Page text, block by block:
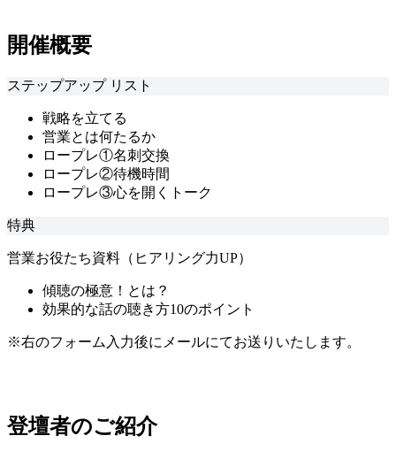
開催概要
ステップアップ リスト
戦略を立てる
営業とは何たるか
ロープレ①名刺交換
ロープレ②待機時間
ロープレ③心を開くトーク
特典
営業お役たち資料（ヒアリング力UP）
傾聴の極意！とは？
効果的な話の聴き方10のポイント
※右のフォーム入力後にメールにてお送りいたします。
登壇者のご紹介